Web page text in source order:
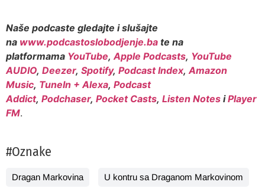
Naše podcaste gledajte i slušajte
na www.podcastoslobodjenje.ba te na
platformama YouTube,Apple Podcasts, YouTube
AUDIO, Deezer, Spotify, Podcast Index,Amazon
Music, TuneIn + Alexa, Podcast
Addict, Podchaser, Pocket Casts, Listen Notes iPlayer
FM.
#Oznake
Dragan Markovina U kontru sa Draganom Markovinom